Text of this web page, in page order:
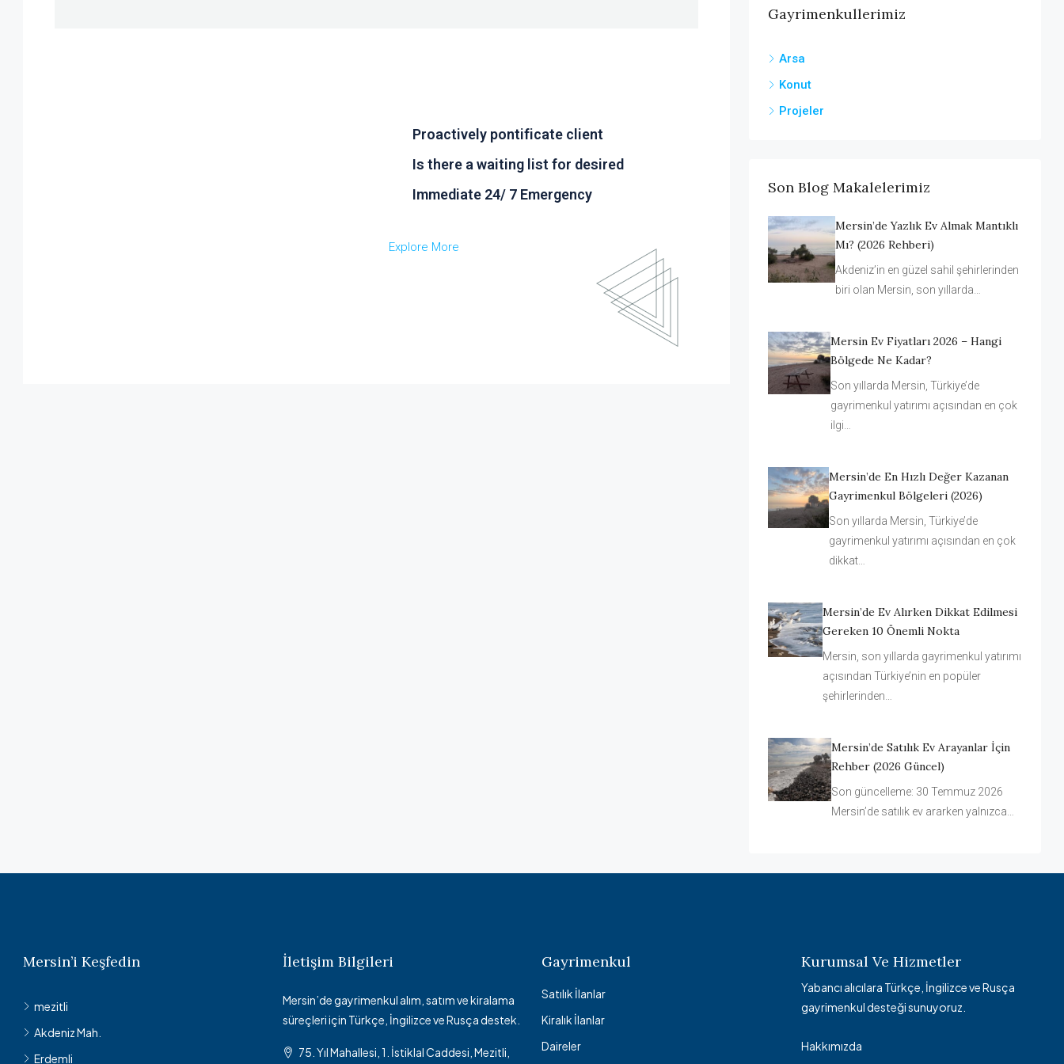
Proactively pontificate client
Is there a waiting list for desired
Immediate 24/ 7 Emergency
Explore More
Gayrimenkullerimiz
Arsa
Konut
Projeler
Son Blog Makalelerimiz
Mersin’de Yazlık Ev Almak Mantıklı
Mı? (2026 Rehberi)
Akdeniz’in en güzel sahil şehirlerinden
biri olan Mersin, son yıllarda…
Mersin Ev Fiyatları 2026 – Hangi
Bölgede Ne Kadar?
Son yıllarda Mersin, Türkiye’de
gayrimenkul yatırımı açısından en çok
ilgi…
Mersin’de En Hızlı Değer Kazanan
Gayrimenkul Bölgeleri (2026)
Son yıllarda Mersin, Türkiye’de
gayrimenkul yatırımı açısından en çok
dikkat…
Mersin’de Ev Alırken Dikkat Edilmesi
Gereken 10 Önemli Nokta
Mersin, son yıllarda gayrimenkul yatırımı
açısından Türkiye’nin en popüler
şehirlerinden…
Mersin’de Satılık Ev Arayanlar İçin
Rehber (2026 Güncel)
Son güncelleme: 30 Temmuz 2026
Mersin’de satılık ev ararken yalnızca…
Mersin’i Keşfedin
mezitli
Akdeniz Mah.
Erdemli
İletişim Bilgileri
Mersin’de gayrimenkul alım, satım ve kiralama
süreçleri için Türkçe, İngilizce ve Rusça destek.
75. Yıl Mahallesi, 1. İstiklal Caddesi, Mezitli,
Gayrimenkul
Satılık İlanlar
Kiralık İlanlar
Daireler
Kurumsal Ve Hizmetler
Yabancı alıcılara Türkçe, İngilizce ve Rusça
gayrimenkul desteği sunuyoruz.
Hakkımızda